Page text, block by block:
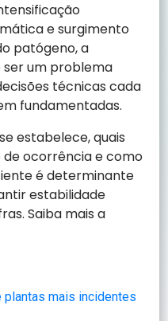
e surgimento
patógeno, a
um problema
técnicas cada
fundamentadas.
estabelece, quais
ocorrência e como
é determinante
estabilidade
Saiba mais a
plantas mais incidentes